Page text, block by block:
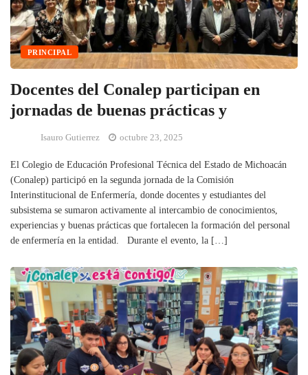
PRINCIPAL
Docentes del Conalep participan en
jornadas de buenas prácticas y
Isauro Gutierrez octubre 23, 2025
El Colegio de Educación Profesional Técnica del Estado de Michoacán
(Conalep) participó en la segunda jornada de la Comisión
Interinstitucional de Enfermería, donde docentes y estudiantes del
subsistema se sumaron activamente al intercambio de conocimientos,
experiencias y buenas prácticas que fortalecen la formación del personal
de enfermería en la entidad. Durante el evento, la […]